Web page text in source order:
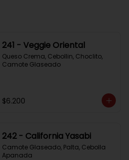
241 - Veggie Oriental
Queso Crema, Cebollin, Choclito,
Camote Glaseado
$6.200
242 - California Yasabi
Camote Glaseado, Palta, Cebolla
Apanada